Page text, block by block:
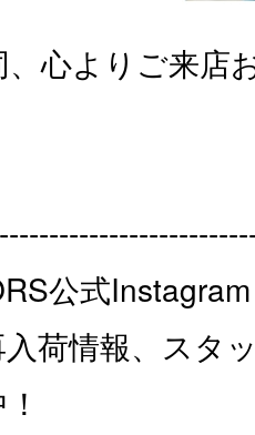
心よりご来店
公式
荷情報、スタ